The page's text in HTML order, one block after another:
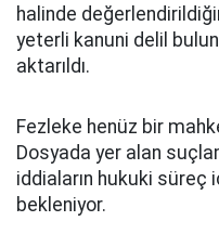
halinde
yeterli kanuni delil
aktarıldı.
Fezleke henüz bir
Dosyada yer alan
iddiaların hukuki
bekleniyor.